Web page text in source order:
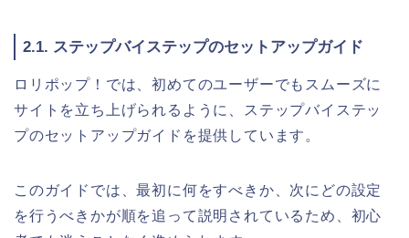
2.1. ステップバイステップのセットアップガイド
ロリポップ！では、初めてのユーザーでもスムーズに
サイトを立ち上げられるように、ステップバイステッ
プのセットアップガイドを提供しています。
このガイドでは、最初に何をすべきか、次にどの設定
を行うべきかが順を追って説明されているため、初心